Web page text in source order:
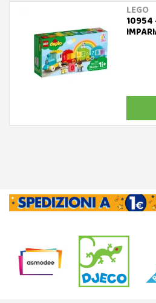
LEGO
10954